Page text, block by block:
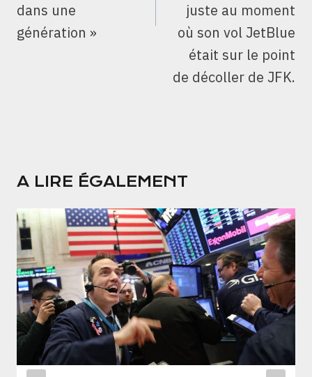
dans une
génération »
juste au moment
où son vol JetBlue
était sur le point
de décoller de JFK.
A LIRE ÉGALEMENT